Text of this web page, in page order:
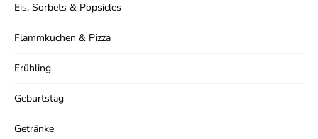
Eis, Sorbets & Popsicles
Flammkuchen & Pizza
Frühling
Geburtstag
Getränke
Ich stimme der Datenschutzerklärung zu.